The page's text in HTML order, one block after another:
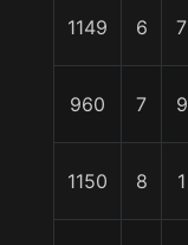
1149 6 7
960 7 9
1150 8 1